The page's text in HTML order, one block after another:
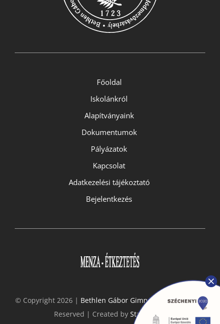
Főoldal
Iskolánkról
Alapítványaink
Dokumentumok
Pályázatok
Kapcsolat
Adatkezelési tájékoztató
Bejelentkezés
© Copyright 2026 | Bethlen Gábor Gimnázium- All Rights
Reserved | Created by StarGeckos